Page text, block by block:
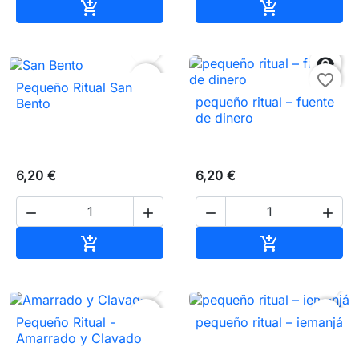
 
Pequeño Ritual San
Bento
6,20 €
 


favorite_border
pequeño ritual – fuente
de dinero
6,20 €
 

Pequeño Ritual -
Amarrado y Clavado
favorite_border
pequeño ritual – iemanjá